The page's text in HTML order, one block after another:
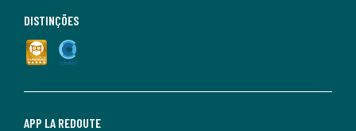
APP LA REDOUTE
DISTINÇÕES